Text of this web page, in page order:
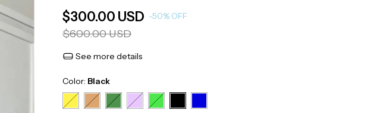
$300.00 USD -50% OFF
$600.00 USD
See more details
Color: Black